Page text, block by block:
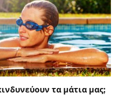
τα μάτια μας;